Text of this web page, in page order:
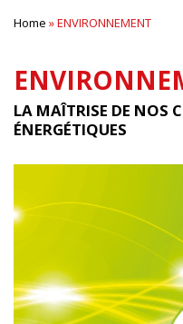
Home »ENVIRONNEMENT
LA MAÎTRISE DE NOS
ÉNERGÉTIQUES